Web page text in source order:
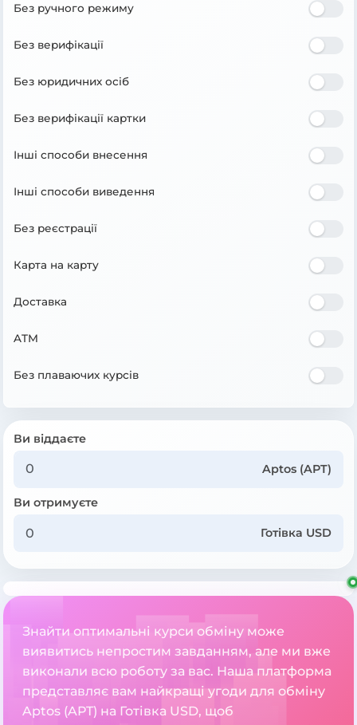
Без ручного режиму
Без верифікації
Без юридичних осіб
Без верифікації картки
Інші способи внесення
Інші способи виведення
Без реєстрації
Карта на карту
Доставка
ATM
Без плаваючих курсів
Ви віддаєте
Aptos (APT)
Ви отримуєте
Готівка USD
Знайти оптимальні курси обміну може
виявитись непростим завданням, але ми вже
виконали всю роботу за вас. Наша платформа
представляє вам найкращі угоди для обміну
Aptos (APT) на Готівка USD, щоб